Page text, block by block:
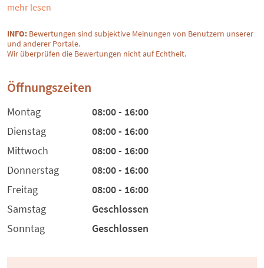
mehr lesen
INFO: Bewertungen sind subjektive Meinungen von Benutzern unserer
und anderer Portale.
Wir überprüfen die Bewertungen nicht auf Echtheit.
Öffnungszeiten
Montag
08:00 - 16:00
Dienstag
08:00 - 16:00
Mittwoch
08:00 - 16:00
Donnerstag
08:00 - 16:00
Freitag
08:00 - 16:00
Samstag
Geschlossen
Sonntag
Geschlossen